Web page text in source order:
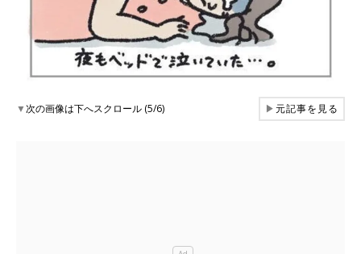
▼次の画像は下へスクロール (5/6) ▶元記事を見る